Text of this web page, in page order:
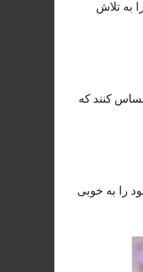
به تلاش
کنند که
را به خوبی